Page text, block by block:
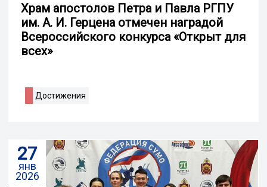
Храм апостолов Петра и Павла РГПУ
им. А. И. Герцена отмечен наградой
Всероссийского конкурса «Открыт для
всех»
Достижения
27
янв
2026